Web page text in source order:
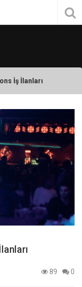
İş İlanları
89
0